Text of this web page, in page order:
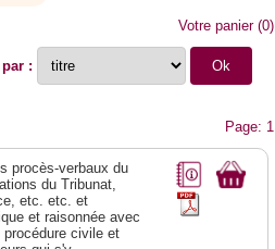
Votre panier(0)
:
Page: 1
procès-verbaux du
du Tribunat,
etc. etc. et
et raisonnée avec
civile et